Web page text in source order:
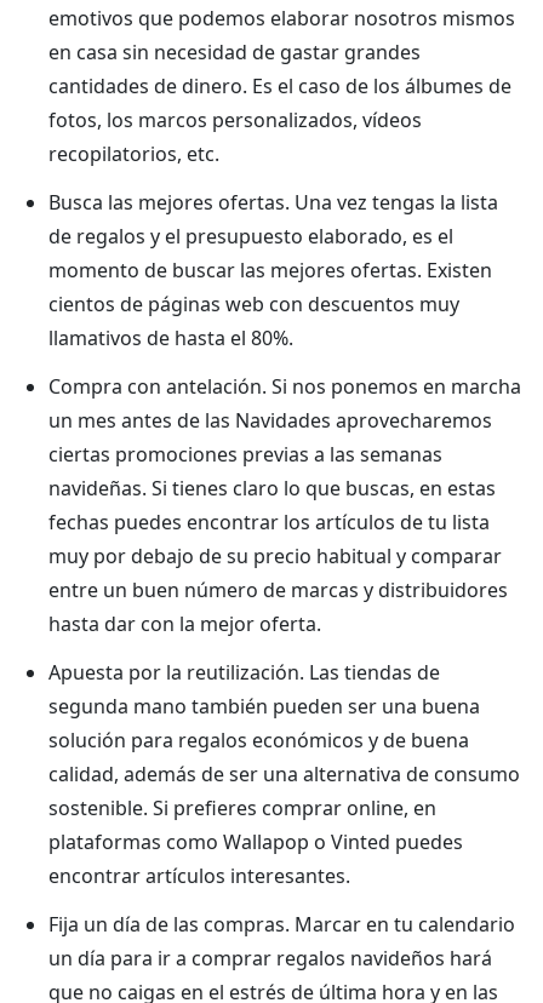
emotivos que podemos elaborar nosotros mismos
en casa sin necesidad de gastar grandes
cantidades de dinero. Es el caso de los álbumes de
fotos, los marcos personalizados, vídeos
recopilatorios, etc.
Busca las mejores ofertas. Una vez tengas la lista
de regalos y el presupuesto elaborado, es el
momento de buscar las mejores ofertas. Existen
cientos de páginas web con descuentos muy
llamativos de hasta el 80%.
Compra con antelación. Si nos ponemos en marcha
un mes antes de las Navidades aprovecharemos
ciertas promociones previas a las semanas
navideñas. Si tienes claro lo que buscas, en estas
fechas puedes encontrar los artículos de tu lista
muy por debajo de su precio habitual y comparar
entre un buen número de marcas y distribuidores
hasta dar con la mejor oferta.
Apuesta por la reutilización. Las tiendas de
segunda mano también pueden ser una buena
solución para regalos económicos y de buena
calidad, además de ser una alternativa de consumo
sostenible. Si prefieres comprar online, en
plataformas como Wallapop o Vinted puedes
encontrar artículos interesantes.
Fija un día de las compras. Marcar en tu calendario
un día para ir a comprar regalos navideños hará
que no caigas en el estrés de última hora y en las